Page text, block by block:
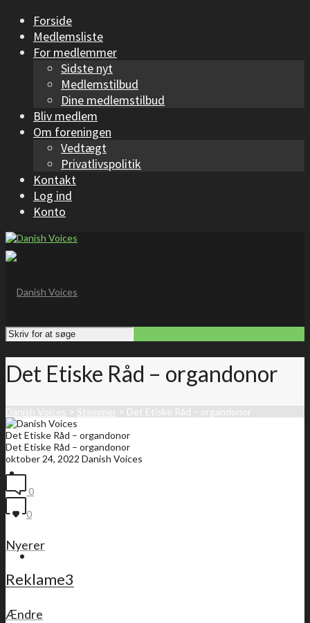
Forside
Medlemsliste
For medlemmer
Sidste nyt
Medlemstilbud
Dine medlemstilbud
Bliv medlem
Om foreningen
Vedtægt
Privatlivspolitik
Kontakt
Log ind
Konto
Forside
Medlemsliste
Det Etiske Råd – organdonor
Danish Voices > Stemmer > Det Etiske Råd – organdonor
Det Etiske Råd – organdonor
Det Etiske Råd – organdonor
oktober 24, 2022 Danish Voices
0
0
Nyerer
Reklame3
Ændre